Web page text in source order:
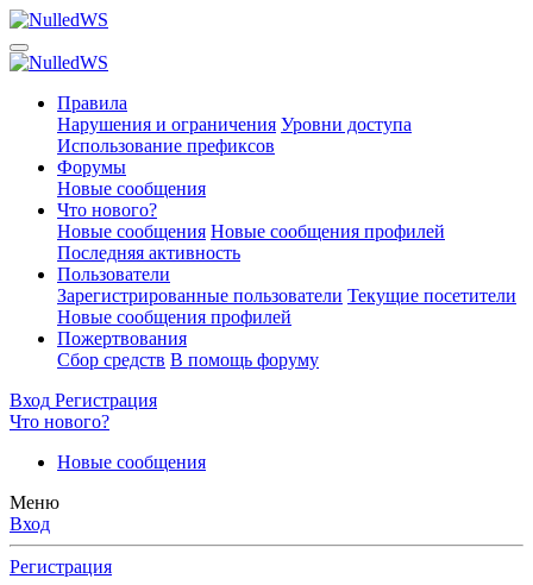
Правила
Нарушения и ограничения Уровни доступа
Использование префиксов
Форумы
Новые сообщения
Что нового?
Новые сообщения Новые сообщения профилей
Последняя активность
Пользователи
Зарегистрированные пользователи Текущие посетители
Новые сообщения профилей
Пожертвования
Сбор средств В помощь форуму
Вход Регистрация
Что нового?
Новые сообщения
Меню
Вход
Регистрация